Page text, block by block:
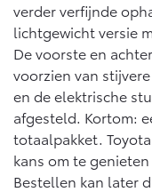
verder verfijnde
lichtgewicht versie
De voorste en
voorzien van
en de elektrische
afgesteld. Kortom:
totaalpakket.
kans om te
Bestellen kan later